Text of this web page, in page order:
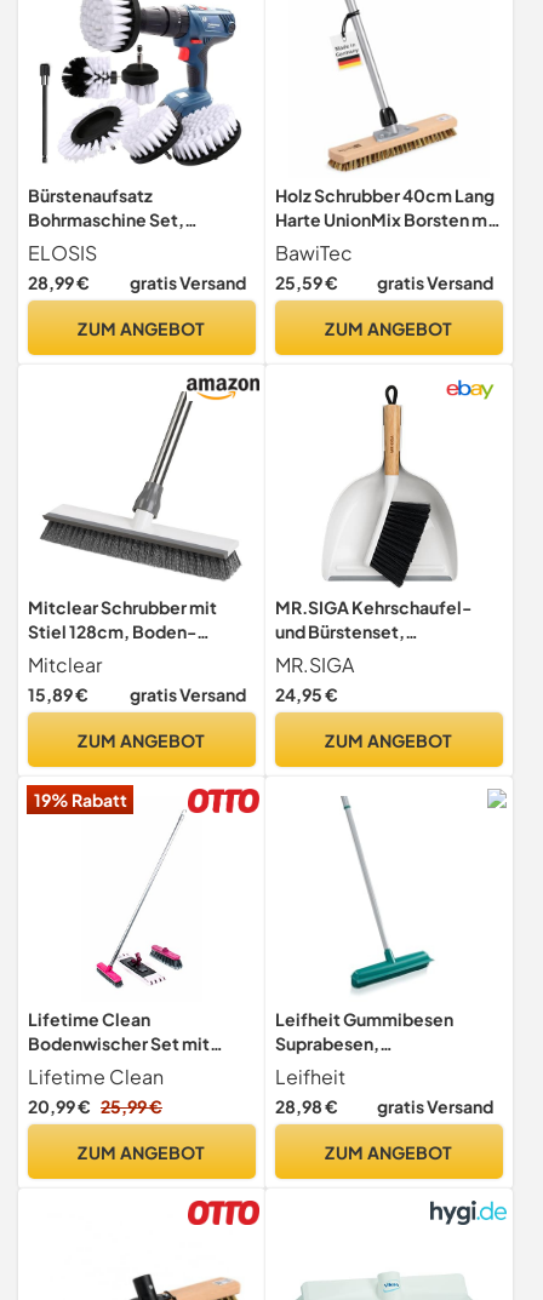
Bürstenaufsatz
Bohrmaschine Set,
Bürstenaufsatz
Akkuschrauber 6 Stück
Reinigungsbürste
Reinigung Bürste Kit für
Fliesen, Küche, Auto, Sofa
ELOSIS
28,99 € gratis Versand
ZUM ANGEBOT
Holz Schrubber 40cm Lang
Harte UnionMix Borsten mit
Teleskopstiel Stiel
BawiTec
25,59 € gratis Versand
ZUM ANGEBOT
Mitclear Schrubber mit
Stiel 128cm, Boden-
Scheuerbürste für Balkon
Terrasse
Mitclear
15,89 € gratis Versand
ZUM ANGEBOT
MR.SIGA Kehrschaufel-
und Bürstenset,
Bambusgriff, weiß, 1 Set
MR.SIGA
24,95 €
ZUM ANGEBOT
19% Rabatt
Lifetime Clean
Bodenwischer Set mit
Wischmopphalter,
Wischmopp, Besen,
Schrubber und Metall-
den Farben Pink, Grün oder
Lifetime Clean
20,99 € 25,99 €
ZUM ANGEBOT
Leifheit Gummibesen
Suprabesen,
Naturkautschuk, 35 cm
Leifheit
28,98 € gratis Versand
ZUM ANGEBOT